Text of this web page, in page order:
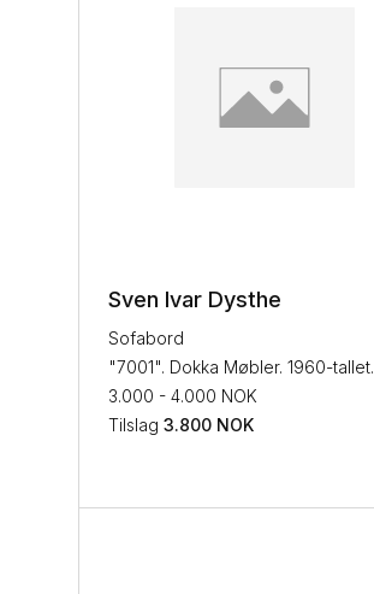
Sven Ivar Dysthe
Sofabord
"7001". Dokka Møbler. 1960-tallet.
3.000 - 4.000 NOK
Tilslag 3.800 NOK